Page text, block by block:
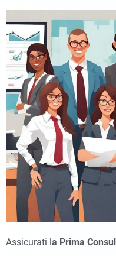
Assicurati la Prima